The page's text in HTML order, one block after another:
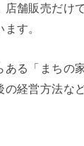
店舗販売だけ
す。
ある「まちの
の経営方法な